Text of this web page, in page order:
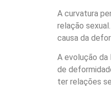
A curvatura
relação
causa da
A evolução
de
ter relações